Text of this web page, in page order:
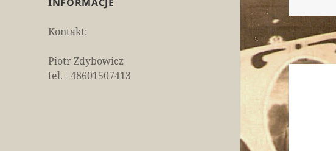
Kontakt:
Piotr Zdybowicz
tel. +48601507413